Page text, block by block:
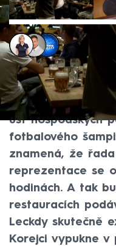
Markéta
Tomáš Svítil
11. čvn 2026, 12:19
Pokud přijdou
která zní před
úst hospodských
fotbalového
znamená, že
reprezentace se
hodinách. A tak
restauracích
Leckdy skutečně
Korejci vypukne